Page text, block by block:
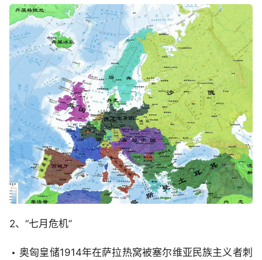
2、“七月危机”
奥匈皇储1914年在萨拉热窝被塞尔维亚民族主义者刺